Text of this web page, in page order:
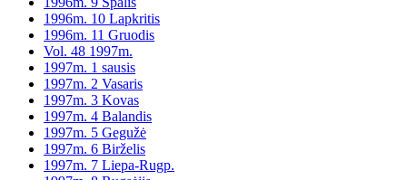
1996m. 10 Lapkritis
1996m. 11 Gruodis
Vol. 48 1997m.
1997m. 1 sausis
1997m. 2 Vasaris
1997m. 3 Kovas
1997m. 4 Balandis
1997m. 5 Gegužė
1997m. 6 Birželis
1997m. 7 Liepa-Rugp.